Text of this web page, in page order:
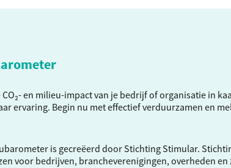
CO₂- en milieu-impact van je bedrijf of organisatie in
ervaring. Begin nu met effectief verduurzamen en
is gecreëerd door Stichting Stimular.
voor bedrijven, brancheverenigingen, overheden en